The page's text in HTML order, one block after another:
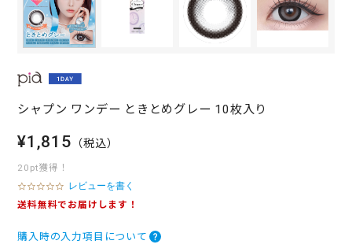
シャプン ワンデー ときとめグレー 10枚入り
¥1,815 （税込）
20pt獲得！
0
.
t
レビューを書く
送料無料でお届けします！
購入時の入力項目について